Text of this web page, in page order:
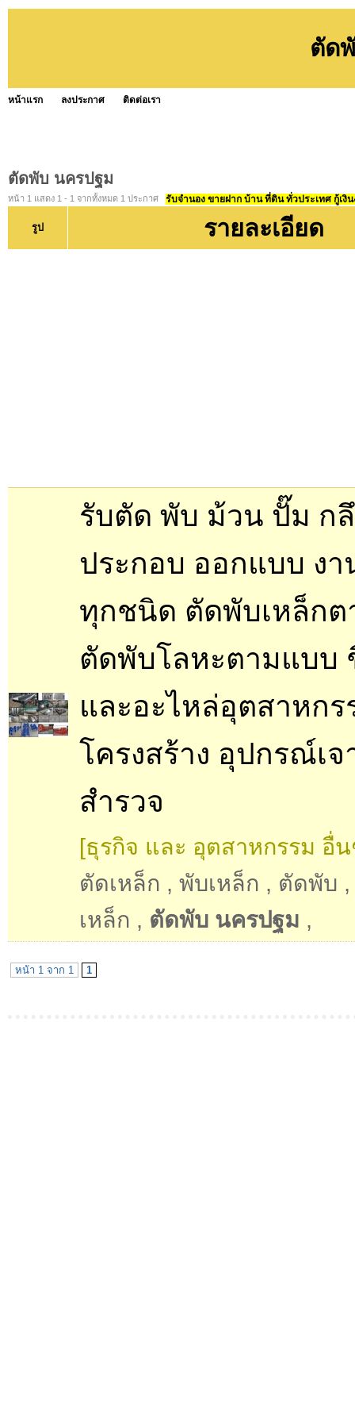
ตัด
หน้าแรก ลงประกาศ ติดต่อเรา
ตัดพับ นครปฐม
หน้า 1 แสดง 1 - 1 จากทั้งหมด 1 ประกาศ รับจำนอง ขายฝาก บ้าน ที่ดิน ทั่วประเทศ กู้เงิ
รูป รายละเอียด
รับตัด พับ ม้วน ปั๊ม ก
ประกอบ ออกแบบ งา
ทุกชนิด ตัดพับเหล็ก
ตัดพับโลหะตามแบบ
และอะไหล่อุตสาหกร
โครงสร้าง อุปกรณ์เจ
สำรวจ
[ธุรกิจ และ อุตสาหกรรม อื่น
ตัดเหล็ก , พับเหล็ก , ตัดพับ
เหล็ก , ตัดพับ นครปฐม ,
หน้า 1 จาก 1 1